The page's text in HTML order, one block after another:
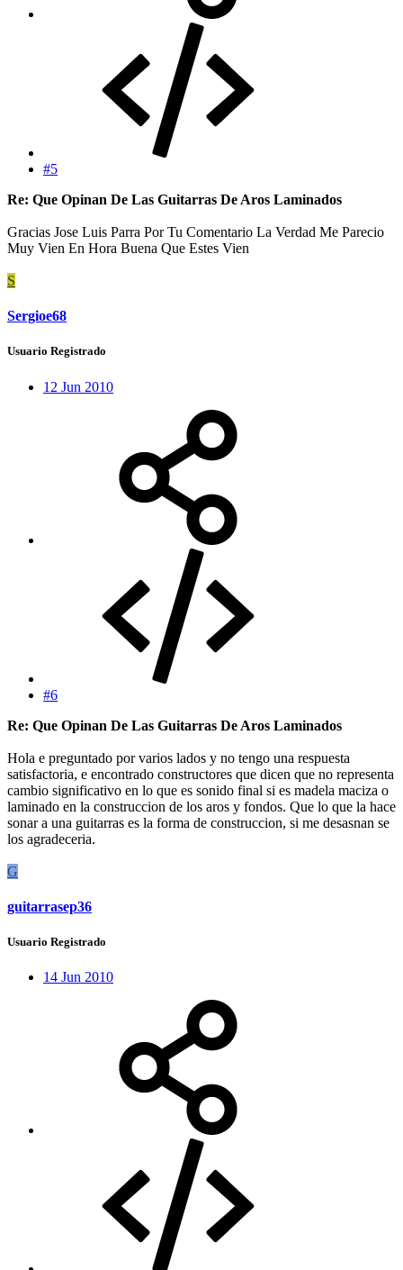
#5
Re: Que Opinan De Las Guitarras De Aros Laminados
Gracias Jose Luis Parra Por Tu Comentario La Verdad Me Parecio
Muy Vien En Hora Buena Que Estes Vien
S
Sergioe68
Usuario Registrado
12 Jun 2010
#6
Re: Que Opinan De Las Guitarras De Aros Laminados
Hola e preguntado por varios lados y no tengo una respuesta
satisfactoria, e encontrado constructores que dicen que no representa
cambio significativo en lo que es sonido final si es madela maciza o
laminado en la construccion de los aros y fondos. Que lo que la hace
sonar a una guitarras es la forma de construccion, si me desasnan se
los agradeceria.​
G
guitarrasep36
Usuario Registrado
14 Jun 2010